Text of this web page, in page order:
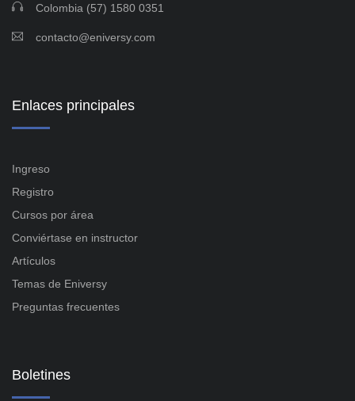
Colombia (57) 1580 0351
contacto@eniversy.com
Enlaces principales
Ingreso
Registro
Cursos por área
Conviértase en instructor
Artículos
Temas de Eniversy
Preguntas frecuentes
Boletines